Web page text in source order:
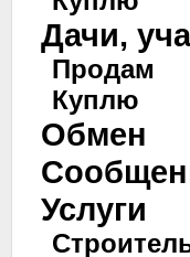
Дачи,
Продам
Куплю
Обмен
Услуги